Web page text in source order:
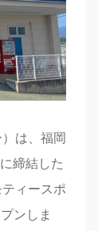
は、福岡
締結した
ィースポ
ンしま